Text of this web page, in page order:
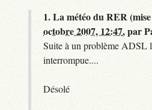
1.La météo du RER
octobre 2007, 12:47,par
Suite à un problème ADSL
interrompue....
Désolé